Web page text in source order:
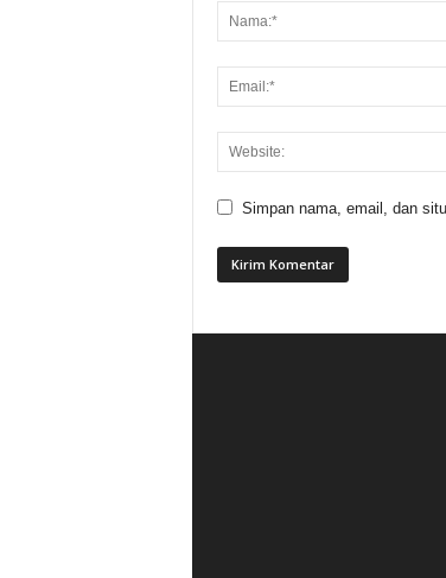
Simpan nama, email, dan